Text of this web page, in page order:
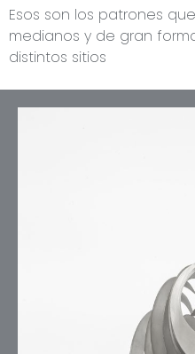
Esos son los patrones
medianos y de gran
distintos sitios